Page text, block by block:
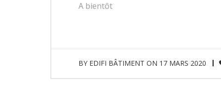
A bientôt
BY EDIFI BÂTIMENT ON 17 MARS 2020